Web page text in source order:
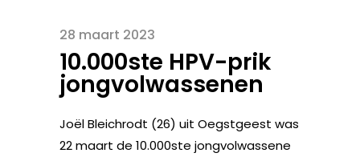
28 maart 2023
10.000ste HPV-prik
jongvolwassenen
Joël Bleichrodt (26) uit Oegstgeest was
22 maart de 10.000ste jongvolwassene